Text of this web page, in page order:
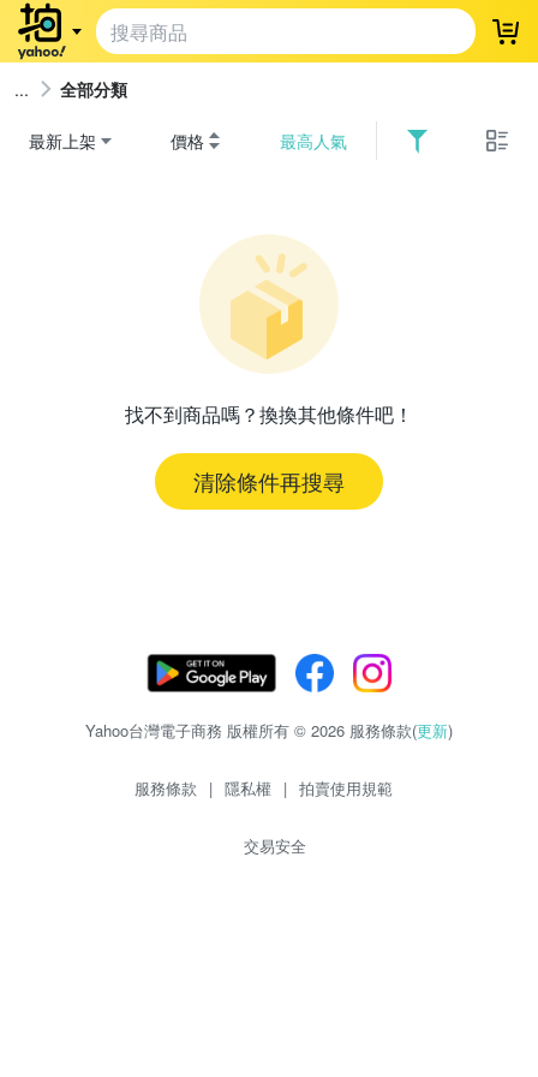
登
全部分類
最新上架 價格 最高人氣
找不到商品嗎？換換其他條件吧！
清除條件再搜尋
Yahoo台灣電子商務 版權所有 © 2026 服務條款(更新)
服務條款 | 隱私權 | 拍賣使用規範
交易安全